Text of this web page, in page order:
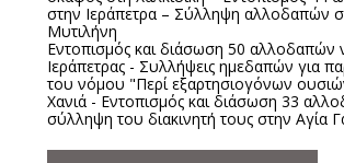
στην Ιεράπετρα – Σύλληψη αλλοδαπών
Μυτιλήνη
Εντοπισμός και διάσωση 50 αλλοδαπών
Ιεράπετρας - Συλλήψεις ημεδαπών για
του νόμου "Περί εξαρτησιογόνων
Χανιά - Εντοπισμός και διάσωση 33
σύλληψη του διακινητή τους στην Αγία